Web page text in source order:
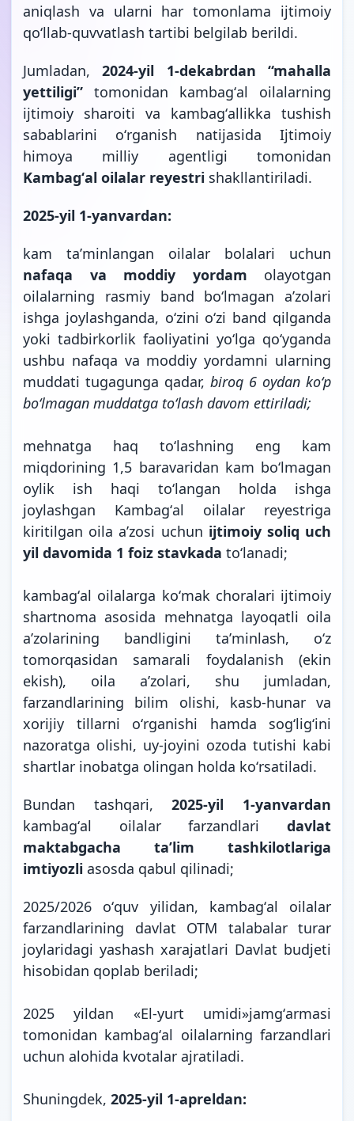
aniqlash va ularni har tomonlama ijtimoiy
qoʻllab-quvvatlash tartibi belgilab berildi.
Jumladan,2024-yil 1-dekabrdan “mahalla
yettiligi” tomonidan kambagʻal oilalarning
ijtimoiy sharoiti va kambagʻallikka tushish
sabablarini oʻrganish natijasida Ijtimoiy
himoya milliy agentligi tomonidan
Kambagʻal oilalar reyestri shakllantiriladi.
2025-yil 1-yanvardan:
kam taʼminlangan oilalar bolalari uchun
nafaqa va moddiy yordam olayotgan
oilalarning rasmiy band boʻlmagan aʼzolari
ishga joylashganda, oʻzini oʻzi band qilganda
yoki tadbirkorlik faoliyatini yoʻlga qoʻyganda
ushbu nafaqa va moddiy yordamni ularning
muddati tugagunga qadar, biroq 6 oydan koʻp
boʻlmagan muddatga toʻlash davom ettiriladi;
mehnatga haq toʻlashning eng kam
miqdorining 1,5 baravaridan kam boʻlmagan
oylik ish haqi toʻlangan holda ishga
joylashgan Kambagʻal oilalar reyestriga
kiritilgan oila aʼzosi uchun ijtimoiy soliq uch
yil davomida 1 foiz stavkada toʻlanadi;
kambagʻal oilalarga koʻmak choralari ijtimoiy
shartnoma asosida mehnatga layoqatli oila
aʼzolarining bandligini taʼminlash, oʻz
tomorqasidan samarali foydalanish (ekin
ekish), oila aʼzolari, shu jumladan,
farzandlarining bilim olishi, kasb-hunar va
xorijiy tillarni oʻrganishi hamda sogʻligʻini
nazoratga olishi, uy-joyini ozoda tutishi kabi
shartlar inobatga olingan holda koʻrsatiladi.
Bundan tashqari,2025-yil 1-yanvardan
kambagʻal oilalar farzandlari davlat
maktabgacha taʼlim tashkilotlariga
imtiyozli asosda qabul qilinadi;
2025/2026 oʻquv yilidan, kambagʻal oilalar
farzandlarining davlat OTM talabalar turar
joylaridagi yashash xarajatlari Davlat budjeti
hisobidan qoplab beriladi;
2025 yildan «El-yurt umidi»jamgʻarmasi
tomonidan kambagʻal oilalarning farzandlari
uchun alohida kvotalar ajratiladi.
Shuningdek, 2025-yil 1-apreldan: